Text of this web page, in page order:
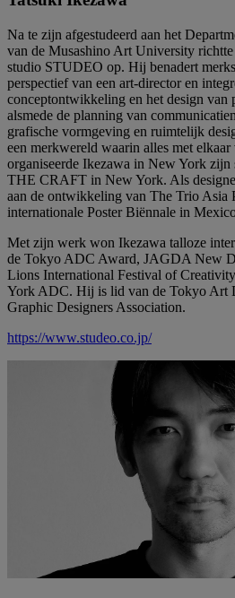
Na te zijn afgestudeerd aan het
van de Musashino Art University
studio STUDEO op. Hij benadert
perspectief van een art-director en
conceptontwikkeling en het design van
alsmede de planning van
grafische vormgeving en ruimtelijk
een merkwereld waarin alles met
organiseerde Ikezawa in New York
THE CRAFT in New York. Als
aan de ontwikkeling van The Trio Asia
internationale Poster Biënnale in
Met zijn werk won Ikezawa talloze
de Tokyo ADC Award, JAGDA New
Lions International Festival of
York ADC. Hij is lid van de Tokyo Art
Graphic Designers Association.
https://www.studeo.co.jp/